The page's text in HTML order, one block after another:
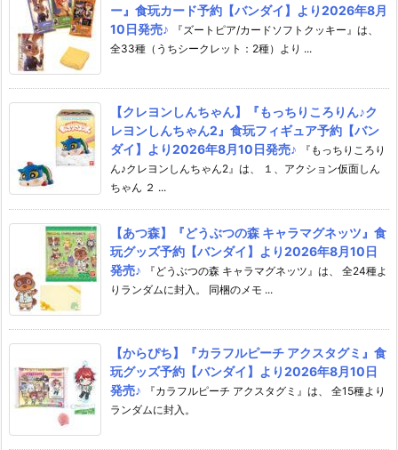
ー』食玩カード予約【バンダイ】より2026年8月
10日発売♪
『ズートピア/カードソフトクッキー』は、
全33種（うちシークレット：2種）より ...
【クレヨンしんちゃん】『もっちりころりん♪ク
レヨンしんちゃん2』食玩フィギュア予約【バン
ダイ】より2026年8月10日発売♪
『もっちりころり
ん♪クレヨンしんちゃん2』は、 １、アクション仮面しん
ちゃん ２ ...
【あつ森】『どうぶつの森 キャラマグネッツ』食
玩グッズ予約【バンダイ】より2026年8月10日
発売♪
『どうぶつの森 キャラマグネッツ』は、 全24種よ
りランダムに封入。 同梱のメモ ...
【からぴち】『カラフルピーチ アクスタグミ』食
玩グッズ予約【バンダイ】より2026年8月10日
発売♪
『カラフルピーチ アクスタグミ』は、 全15種より
ランダムに封入。